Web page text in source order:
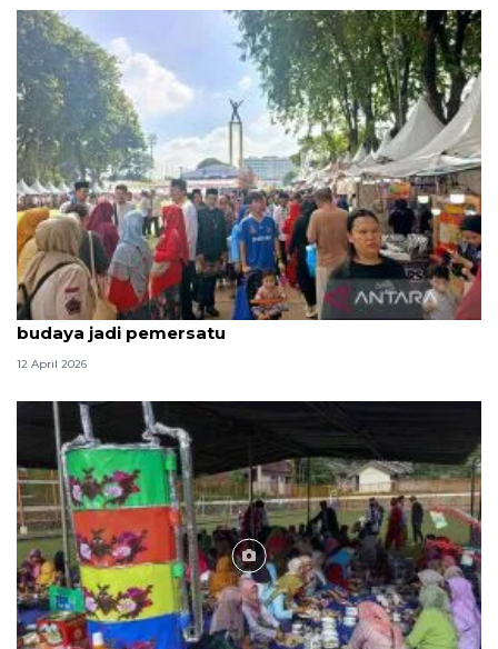
Ketum Bamus sebut Lebaran Betawi 2026 maknai
budaya jadi pemersatu
12 April 2026